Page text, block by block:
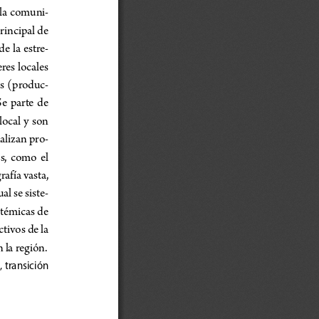
comuni-
de
la estre-
locales
(produc-
parte  de
y  son
pro-
como  el
vasta,
se siste-
de
de la
región.
transición